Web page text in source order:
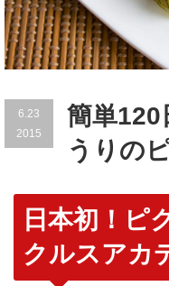
6.23
2015
簡単120
うりの
日本初！ピ
クルスアカ